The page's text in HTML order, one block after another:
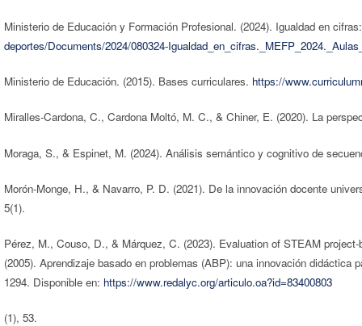
Ministerio de Educación y Formación Profesional. (2024). Igualdad en
deportes/Documents/2024/080324-
Ministerio de Educación. (2015). Bases curriculares. https://
Miralles-Cardona, C., Cardona Moltó, M. C., & Chiner, E. (2020). La
Moraga, S., & Espinet, M. (2024). Análisis semántico y cognitivo de
Morón-Monge, H., & Navarro, P. D. (2021). De la innovación docente
5(1).
Pérez, M., Couso, D., & Márquez, C. (2023). Evaluation of STEAM
(2005). Aprendizaje basado en problemas (ABP): una innovación
1294. Disponible en: https://www.redalyc.org/articulo.oa?id=83400803
(1), 53.